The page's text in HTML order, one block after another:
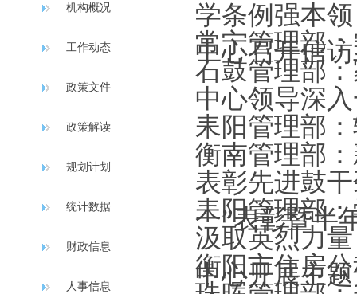
机构概况
工作动态
政策文件
政策解读
规划计划
统计数据
财政信息
人事信息
学条例强本
中心召开信
常宁管理部
石鼓管理部
中心领导深
耒阳管理部
衡南管理部
表彰先进鼓
一”表彰暨半
耒阳管理部
汲取英烈力
中心开展主
衡阳市住房